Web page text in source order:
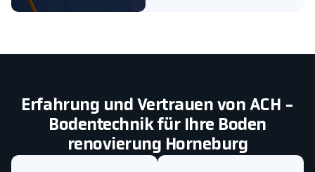
Erfahrung und Vertrauen von ACH -
Bodentechnik für Ihre Boden
renovierung Horneburg